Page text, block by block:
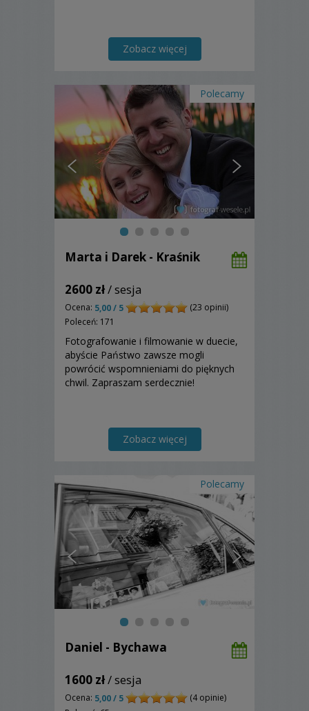
Zobacz więcej
Polecamy
Marta i Darek - Kraśnik
2600 zł/ sesja
Ocena: 5,00 / 5
(23 opinii)
Poleceń: 171
Fotografowanie i filmowanie w duecie,
abyście Państwo zawsze mogli
powrócić wspomnieniami do pięknych
chwil. Zapraszam serdecznie!
Zobacz więcej
Polecamy
Daniel - Bychawa
1600 zł/ sesja
Ocena: 5,00 / 5
(4 opinie)